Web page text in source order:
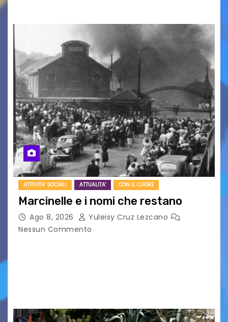
ATTIVITA' SOCIALI ATTUALITA' CON IL CUORE
Marcinelle e i nomi che restano
Ago 8, 2026
Yuleisy Cruz Lezcano
Nessun Commento